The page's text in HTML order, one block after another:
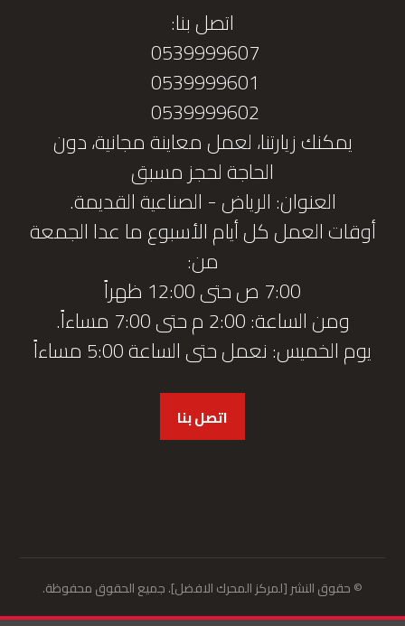
اتصل بنا:
0539999607
0539999601
0539999602
يمكنك زيارتنا، لعمل معاينة مجانية، دون
الحاجة لحجز مسبق
العنوان: الرياض - الصناعية القديمة.
أوقات العمل كل أيام الأسبوع ما عدا الجمعة
من:
7:00 ص حتى 12:00 ظهراً
ومن الساعة: 2:00 م حتى 7:00 مساءاً.
يوم الخميس: نعمل حتى الساعة 5:00 مساءاً
اتصل بنا
© حقوق النشر [لمركز المحرك الافضل]. جميع الحقوق محفوظة.